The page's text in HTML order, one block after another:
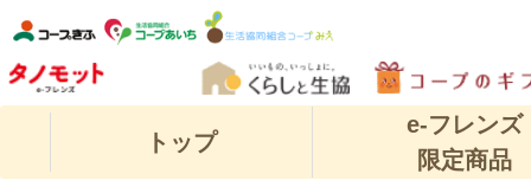
トップ
e-フレンズ
限定商品